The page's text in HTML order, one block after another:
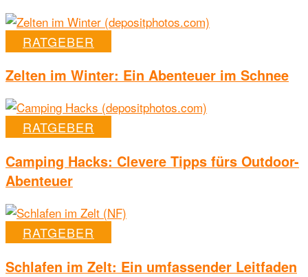
RATGEBER
Zelten im Winter: Ein Abenteuer im Schnee
RATGEBER
Camping Hacks: Clevere Tipps fürs Outdoor-
Abenteuer
RATGEBER
Schlafen im Zelt: Ein umfassender Leitfaden